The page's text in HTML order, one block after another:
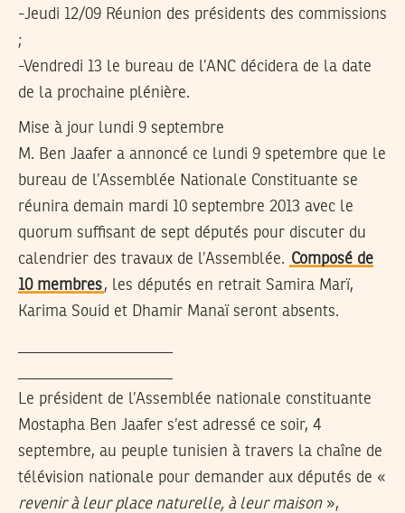
-Jeudi 12/09 Réunion des présidents des commissions
;
-Vendredi 13 le bureau de l’ANC décidera de la date
de la prochaine plénière.
Mise à jour lundi 9 septembre
M. Ben Jaafer a annoncé ce lundi 9 spetembre que le
bureau de l’Assemblée Nationale Constituante se
réunira demain mardi 10 septembre 2013 avec le
quorum suffisant de sept députés pour discuter du
calendrier des travaux de l’Assemblée. Composé de
10 membres, les députés en retrait Samira Marï,
Karima Souid et Dhamir Manaï seront absents.
Le président de l’Assemblée nationale constituante
Mostapha Ben Jaafer s’est adressé ce soir, 4
septembre, au peuple tunisien à travers la chaîne de
télévision nationale pour demander aux députés de «
revenir à leur place naturelle, à leur maison»,